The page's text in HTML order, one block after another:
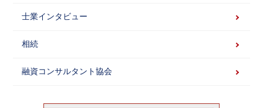
士業インタビュー
相続
融資コンサルタント協会